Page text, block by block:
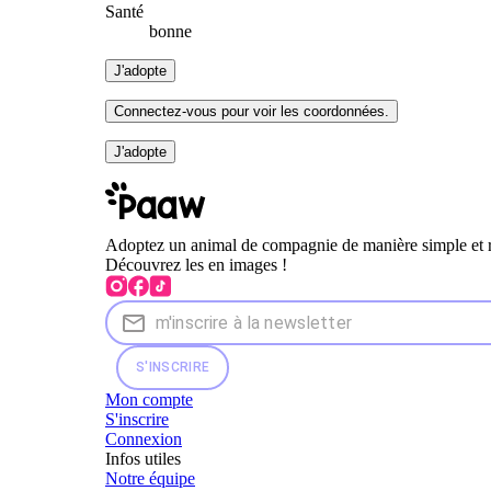
Santé
bonne
J'adopte
Connectez-vous pour voir les coordonnées.
J'adopte
Adoptez un animal de compagnie de manière simple et
Découvrez les en images !
S'INSCRIRE
Mon compte
S'inscrire
Connexion
Infos utiles
Notre équipe